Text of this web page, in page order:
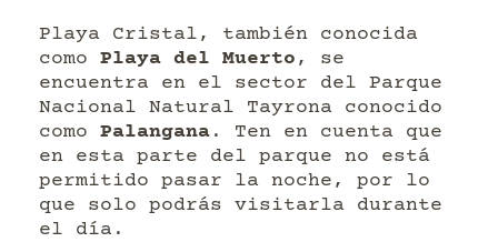
Playa Cristal, también conocida
como Playa del Muerto , se
encuentra en el sector del Parque
Nacional Natural Tayrona conocido
como Palangana . Ten en cuenta que
en esta parte del parque no está
permitido pasar la noche, por lo
que solo podrás visitarla durante
el día.